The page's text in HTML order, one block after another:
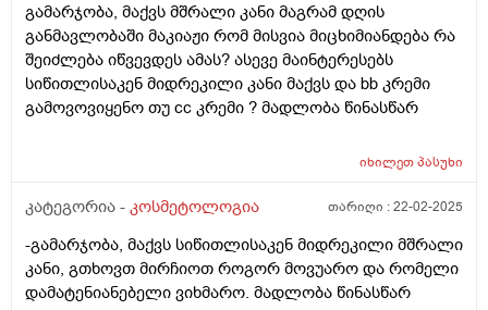
გამარჯობა, მაქვს მშრალი კანი მაგრამ დღის
განმავლობაში მაკიაჟი რომ მისვია მიცხიმიანდება რა
შეიძლება იწვევდეს ამას? ასევე მაინტერესებს
სიწითლისაკენ მიდრეკილი კანი მაქვს და bb კრემი
გამოვოვიყენო თუ cc კრემი ? მადლობა წინასწარ
იხილეთპასუხი
კატეგორია - კოსმეტოლოგია თარიღი :22-02-2025
-გამარჯობა, მაქვს სიწითლისაკენ მიდრეკილი მშრალი
კანი, გთხოვთ მირჩიოთ როგორ მოვუარო და რომელი
დამატენიანებელი ვიხმარო. მადლობა წინასწარ